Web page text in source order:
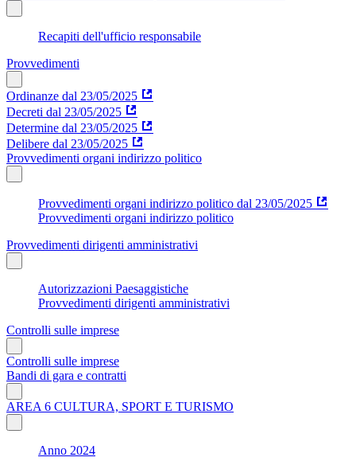
Recapiti dell'ufficio responsabile
Provvedimenti
Ordinanze dal 23/05/2025
Decreti dal 23/05/2025
Determine dal 23/05/2025
Delibere dal 23/05/2025
Provvedimenti organi indirizzo politico
Provvedimenti organi indirizzo politico dal 23/05/2025
Provvedimenti organi indirizzo politico
Provvedimenti dirigenti amministrativi
Autorizzazioni Paesaggistiche
Provvedimenti dirigenti amministrativi
Controlli sulle imprese
Controlli sulle imprese
Bandi di gara e contratti
AREA 6 CULTURA, SPORT E TURISMO
Anno 2024